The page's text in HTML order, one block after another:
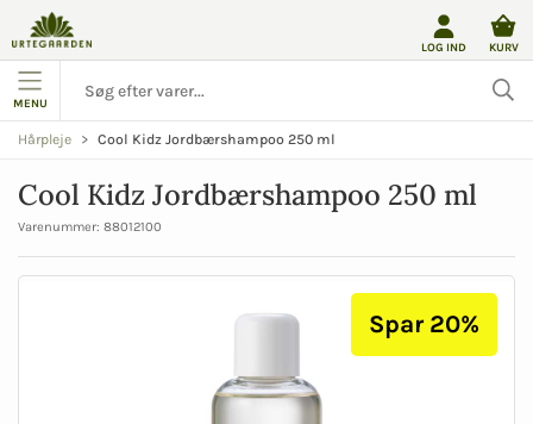
LOG IND KURV
MENU
Hårpleje Cool Kidz Jordbærshampoo 250 ml
Cool Kidz Jordbærshampoo 250 ml
Varenummer: 88012100
Spar 20%